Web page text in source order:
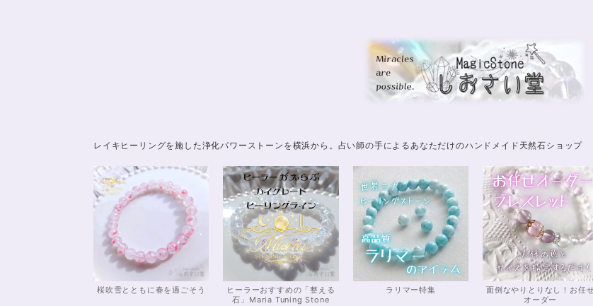
レイキヒーリングを施した浄化パワーストーンを横浜から。占い師の手によるあなただけのハンドメイド天然石ショップ
桜吹雪とともに春を過ごそう
ヒーラーおすすめの「整える
石」Maria Tuning Stone
ラリマー特集
面倒なやりとりなし！お任
オーダー